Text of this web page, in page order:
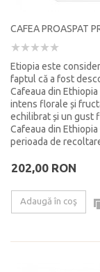
CAFEA PROASPAT
Etiopia este
faptul că a fost
Cafeaua din
intens florale și
echilibrat și un gust
Cafeaua din
perioada de
202,00 RON
Adaugă în coş